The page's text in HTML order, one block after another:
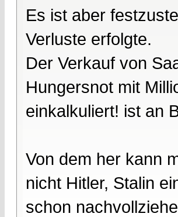
Es ist aber
Verluste erfolgte.
Der Verkauf von
Hungersnot mit
einkalkuliert! ist an
Von dem her kann
nicht Hitler, Stalin
schon